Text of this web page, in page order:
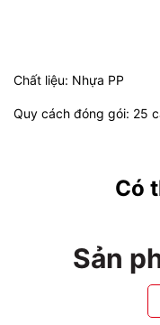
Chất liệu: Nhựa PP
Quy cách đóng gói: 25
Có
Sản